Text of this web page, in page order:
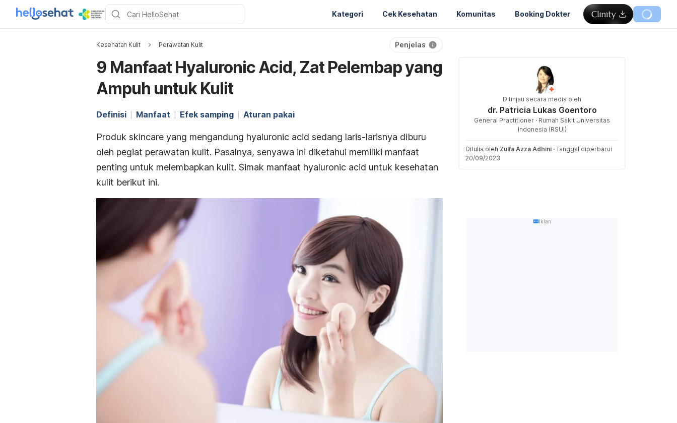
Kategori Cek Kesehatan Komunitas Booking Dokter
Kesehatan Kulit Perawatan Kulit Penjelas
9 Manfaat Hyaluronic Acid, Zat Pelembap yang
Ampuh untuk Kulit
Definisi Manfaat Efek samping Aturan pakai
Produk skincare yang mengandung hyaluronic acid sedang laris-larisnya diburu
oleh pegiat perawatan kulit. Pasalnya, senyawa ini diketahui memiliki manfaat
penting untuk melembapkan kulit. Simak manfaat hyaluronic acid untuk kesehatan
kulit berikut ini.
Ditinjau secara medis oleh
dr. Patricia Lukas Goentoro
General Practitioner · Rumah Sakit Universitas
Indonesia (RSUI)
Ditulis oleh Zulfa Azza Adhini · Tanggal diperbarui
20/09/2023
Iklan